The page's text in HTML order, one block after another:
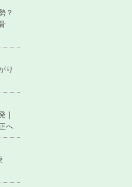
？
り
｜
へ